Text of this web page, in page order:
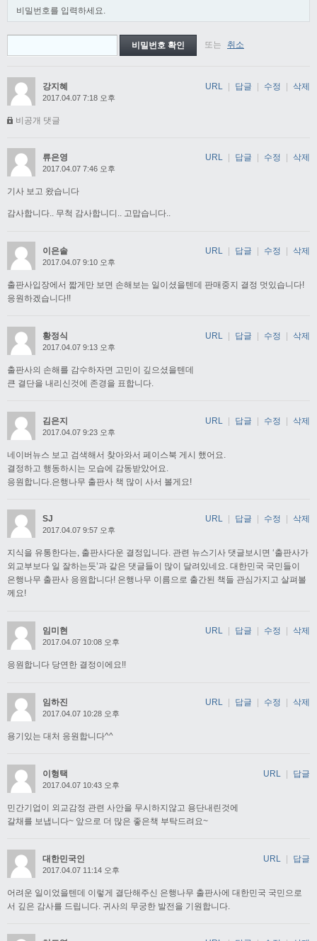
비밀번호를 입력하세요.
또는 취소
강지혜
2017.04.07 7:18 오후
비공개 댓글
URL | 답글 | 수정 | 삭제
류은영
2017.04.07 7:46 오후
기사 보고 왔습니다
감사합니다.. 무척 감사합니디.. 고맙습니다..
URL 답글 수정 삭제
이은솔
2017.04.07 9:10 오후
출판사입장에서 짧게만 보면 손해보는 일이셨을텐데 판매중지 결정 멋있습니다!
응원하겠습니다!!
URL 답글 수정 삭제
황정식
2017.04.07 9:13 오후
출판사의 손해를 감수하자면 고민이 깊으셨을텐데
큰 결단을 내리신것에 존경을 표합니다.
URL | 답글 | 수정 | 삭제
김은지
2017.04.07 9:23 오후
네이버뉴스 보고 검색해서 찾아와서 페이스북 게시 했어요.
결정하고 행동하시는 모습에 감동받았어요.
응원합니다.은행나무 출판사 책 많이 사서 볼게요!
URL | 답글 | 수정 | 삭제
SJ
2017.04.07 9:57 오후
지식을 유통한다는, 출판사다운 결정입니다. 관련 뉴스기사 댓글보시면 ‘출판사가
외교부보다 일 잘하는듯’과 같은 댓글들이 많이 달려있네요. 대한민국 국민들이
은행나무 출판사 응원합니다! 은행나무 이름으로 출간된 책들 관심가지고 살펴볼
께요!
URL 답글 수정 삭제
임미현
2017.04.07 10:08 오후
응원합니다 당연한 결정이에요!!
URL 답글 수정 삭제
임하진
2017.04.07 10:28 오후
용기있는 대처 응원합니다^^
URL 답글 수정 삭제
이형택
2017.04.07 10:43 오후
민간기업이 외교감정 관련 사안을 무시하지않고 용단내린것에
갈채를 보냅니다~ 앞으로 더 많은 좋은책 부탁드려요~
URL | 답글
대한민국인
2017.04.07 11:14 오후
어려운 일이었을텐데 이렇게 결단해주신 은행나무 출판사에 대한민국 국민으로
서 깊은 감사를 드립니다. 귀사의 무궁한 발전을 기원합니다.
URL | 답글